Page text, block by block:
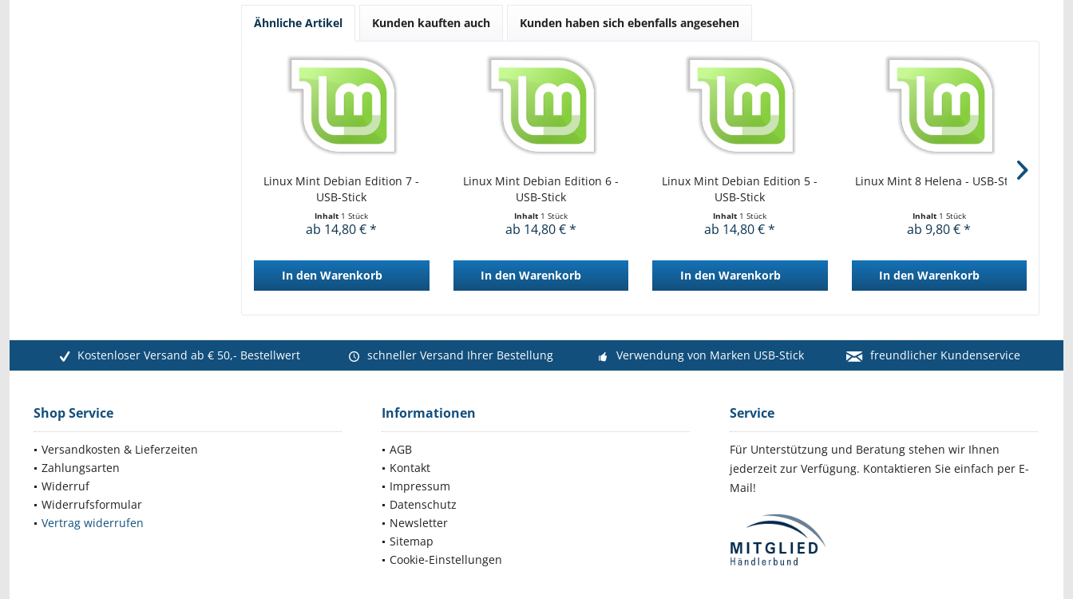
Ähnliche Artikel Kunden kauften auch Kunden haben sich ebenfalls angesehen
Linux Mint Debian Edition 7 -
USB-Stick
Inhalt 1 Stück
ab 14,80 € *
In den Warenkorb
Linux Mint Debian Edition 6 -
USB-Stick
Inhalt 1 Stück
ab 14,80 € *
In den Warenkorb
Linux Mint Debian Edition 5 -
USB-Stick
Inhalt 1 Stück
ab 14,80 € *
In den Warenkorb
Linux Mint 8 Helena - USB-Stick
Inhalt 1 Stück
ab 9,80 € *
In den Warenkorb
Kostenloser Versand ab € 50,- Bestellwert schneller Versand Ihrer Bestellung Verwendung von Marken USB-Stick freundlicher Kundenservice
Shop Service
Versandkosten & Lieferzeiten
Zahlungsarten
Widerruf
Widerrufsformular
Vertrag widerrufen
Informationen
AGB
Kontakt
Impressum
Datenschutz
Newsletter
Sitemap
Cookie-Einstellungen
Service
Für Unterstützung und Beratung stehen wir Ihnen
jederzeit zur Verfügung. Kontaktieren Sie einfach per E-
Mail!